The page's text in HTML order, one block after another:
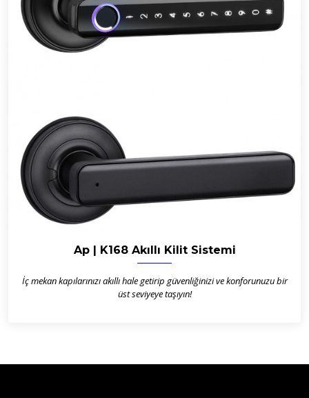
Ap | K168 Akıllı Kilit Sistemi
İç mekan kapılarınızı akıllı hale getirip güvenliğinizi ve konforunuzu bir
üst seviyeye taşıyın!